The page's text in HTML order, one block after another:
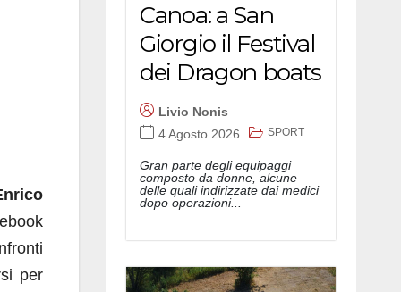
per
Canoa: a San
Giorgio il Festival
dei Dragon boats
Livio Nonis
4 Agosto 2026
SPORT
Gran parte degli equipaggi
composto da donne, alcune
delle quali indirizzate dai medici
dopo operazioni...